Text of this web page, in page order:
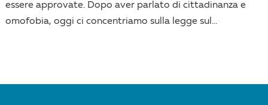
essere approvate. Dopo aver parlato di cittadinanza e
omofobia, oggi ci concentriamo sulla legge sul...